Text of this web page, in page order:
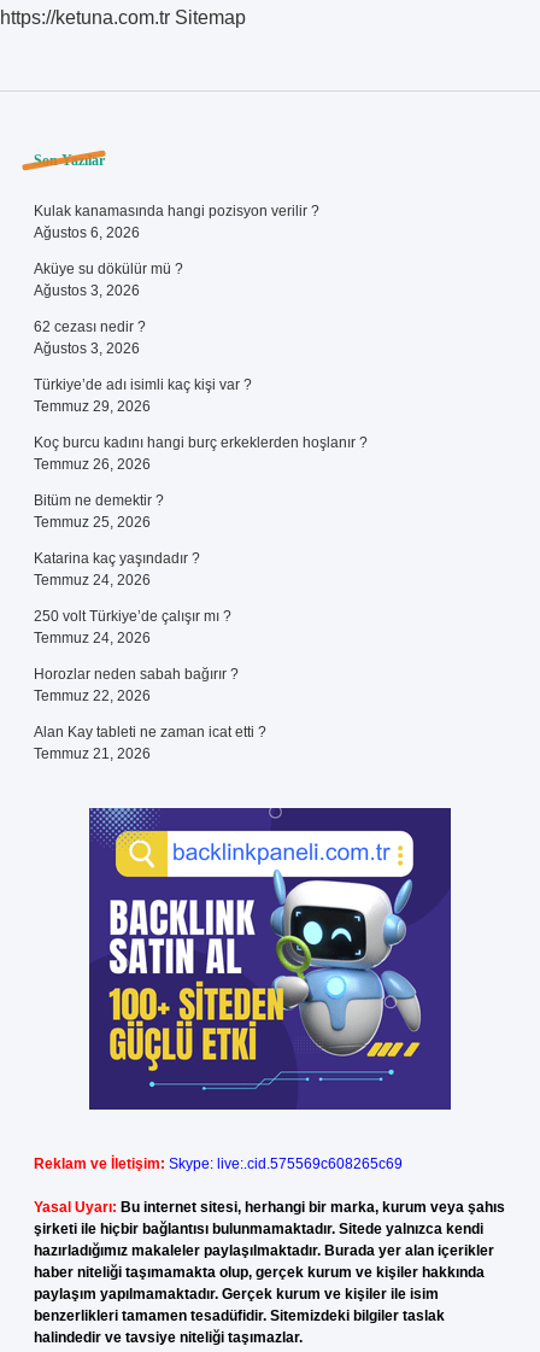
https://ketuna.com.tr Sitemap
Sidebar
Son Yazılar
Kulak kanamasında hangi pozisyon verilir ?
Ağustos 6, 2026
Aküye su dökülür mü ?
Ağustos 3, 2026
62 cezası nedir ?
Ağustos 3, 2026
Türkiye’de adı isimli kaç kişi var ?
Temmuz 29, 2026
Koç burcu kadını hangi burç erkeklerden hoşlanır ?
Temmuz 26, 2026
Bitüm ne demektir ?
Temmuz 25, 2026
Katarina kaç yaşındadır ?
Temmuz 24, 2026
250 volt Türkiye’de çalışır mı ?
Temmuz 24, 2026
Horozlar neden sabah bağırır ?
Temmuz 22, 2026
Alan Kay tableti ne zaman icat etti ?
Temmuz 21, 2026
Reklam ve İletişim: Skype: live:.cid.575569c608265c69
Yasal Uyarı: Bu internet sitesi, herhangi bir marka, kurum veya şahıs
şirketi ile hiçbir bağlantısı bulunmamaktadır. Sitede yalnızca kendi
hazırladığımız makaleler paylaşılmaktadır. Burada yer alan içerikler
haber niteliği taşımamakta olup, gerçek kurum ve kişiler hakkında
paylaşım yapılmamaktadır. Gerçek kurum ve kişiler ile isim
benzerlikleri tamamen tesadüfidir. Sitemizdeki bilgiler taslak
halindedir ve tavsiye niteliği taşımazlar.